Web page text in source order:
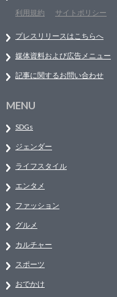
利用規約
サイトポリシー
プレスリリースはこちらへ
媒体資料および広告メニュー
記事に関するお問い合わせ
MENU
SDGs
ジェンダー
ライフスタイル
エンタメ
ファッション
グルメ
カルチャー
スポーツ
おでかけ